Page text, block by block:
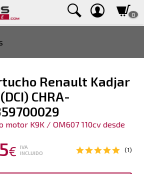
0
Renault Kadjar
CHRA-
motor K9K / OM607 110cv desde
€
IVA
INCLUIDO
(1)